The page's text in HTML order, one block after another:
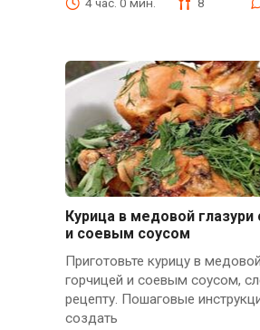
Курица в медовой глазури
и соевым соусом
Приготовьте курицу в
горчицей и соевым соусом,
рецепту. Пошаговые
создать